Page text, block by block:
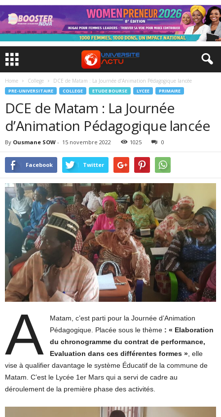
Home College DCE de Matam : La Journée d’Animation Pédagogique lancée
PRE-UNIVERSITAIRE COLLEGE ETUDE BOURSE LYCEE PRIMAIRE
DCE de Matam : La Journée
d’Animation Pédagogique lancée
By Ousmane SOW - 15 novembre 2022 1025 0
Facebook Twitter
A
Matam, c’est parti pour la Journée d’Animation
Pédagogique. Placée sous le thème : « Elaboration
du chronogramme du contrat de performance,
Evaluation dans ces différentes formes », elle
vise à qualifier davantage le système Éducatif de la commune de
Matam. C’est le Lycée 1er Mars qui a servi de cadre au
déroulement de la première phase des activités.